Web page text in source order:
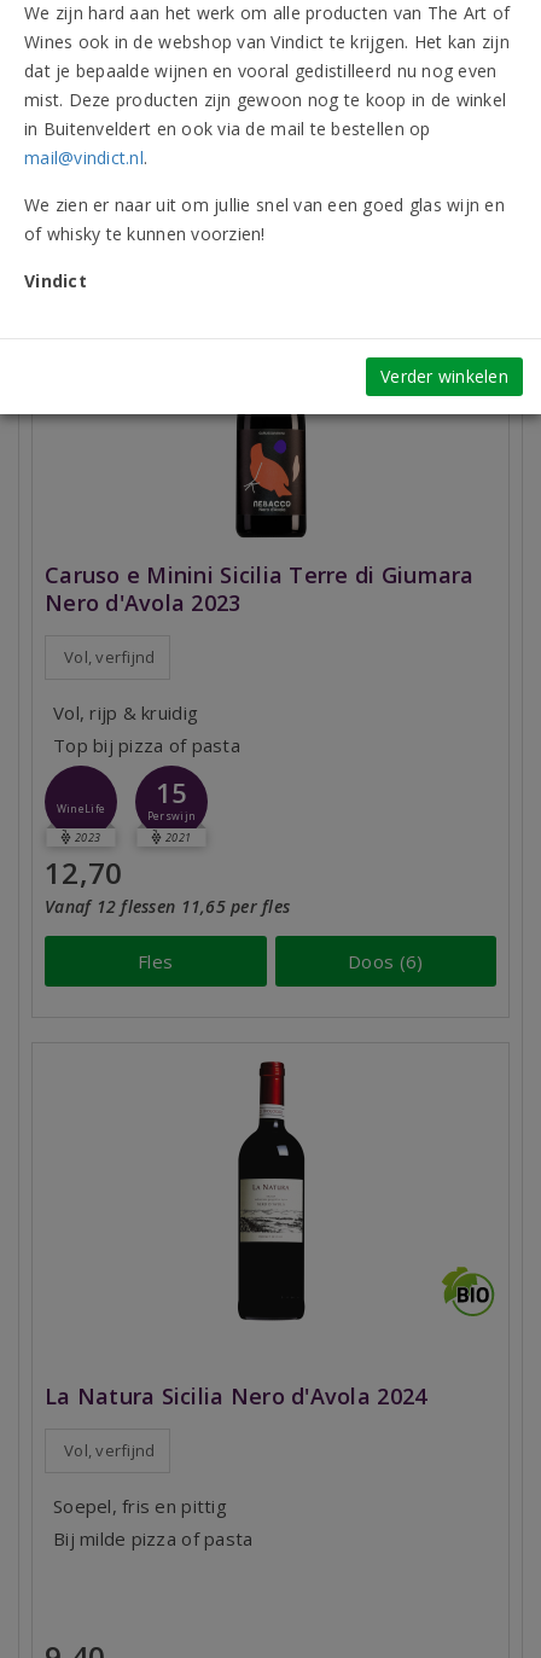
Vegan
Onderscheidingen (6)
Beoordelingen
Vergelijkbare artikelen
Caruso e Minini Sicilia Terre di Giumara
Nero d'Avola 2023
Vol, verfijnd
Vol, rijp & kruidig
Top bij pizza of pasta
WineLife
2023
15
Perswijn
2021
12,70
Vanaf 12 flessen 11,65 per fles
Fles Doos (6)
La Natura Sicilia Nero d'Avola 2024
Vol, verfijnd
Soepel, fris en pittig
Bij milde pizza of pasta
We zijn hard aan het werk om alle producten van The Art of
Wines ook in de webshop van Vindict te krijgen. Het kan zijn
dat je bepaalde wijnen en vooral gedistilleerd nu nog even
mist. Deze producten zijn gewoon nog te koop in de winkel
in Buitenveldert en ook via de mail te bestellen op
mail@vindict.nl.
We zien er naar uit om jullie snel van een goed glas wijn en
of whisky te kunnen voorzien!
Vindict
Verder winkelen